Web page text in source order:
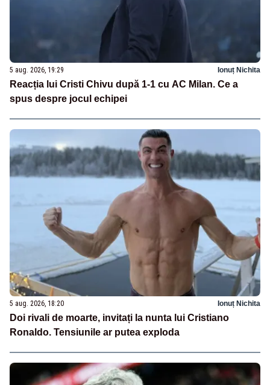
5 aug. 2026, 19:29 Ionuț Nichita
Reacția lui Cristi Chivu după 1-1 cu AC Milan. Ce a
spus despre jocul echipei
5 aug. 2026, 18:20 Ionuț Nichita
Doi rivali de moarte, invitați la nunta lui Cristiano
Ronaldo. Tensiunile ar putea exploda